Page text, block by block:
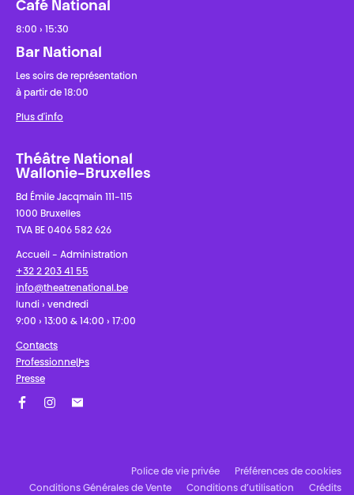
Café National
8:00 › 15:30
Bar National
Les soirs de représentation
à partir de 18:00
Plus d'info
Théâtre National
Wallonie-Bruxelles
Bd Émile Jacqmain 111-115
1000 Bruxelles
TVA BE 0406 582 626
Accueil - Administration
+32 2 203 41 55
info@theatrenational.be
lundi › vendredi
9:00 › 13:00 & 14:00 › 17:00
Contacts
Professionnel·les
Presse
Police de vie privée
Préférences de cookies
Conditions Générales de Vente
Conditions d’utilisation Crédits